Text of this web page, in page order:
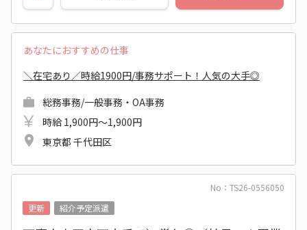
あなたにおすすめの仕事
＼在宅あり／時給1900円/事務サポート！人気の大手◎
総務事務/一般事務・OA事務
時給 1,900円～1,900円
東京都 千代田区
No：TS26-0556050
更新
紹介予定派遣